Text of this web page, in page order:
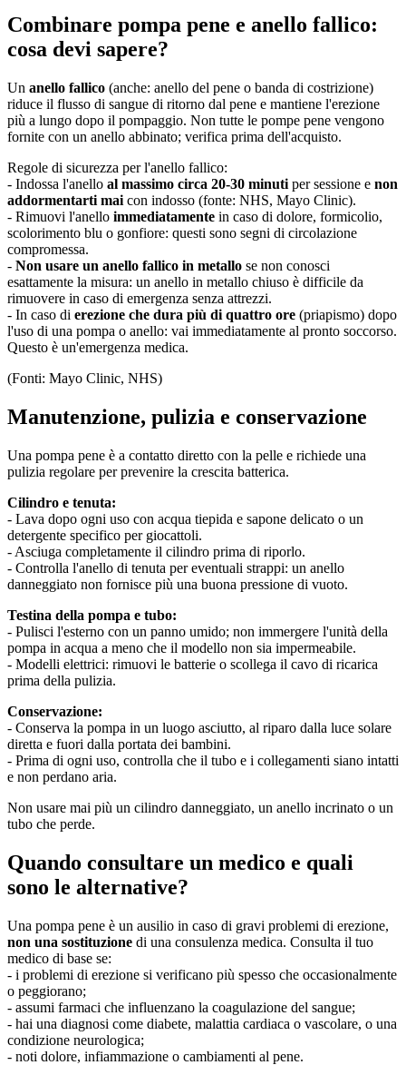
Combinare pompa pene e anello fallico:
cosa devi sapere?
Un anello fallico (anche: anello del pene o banda di costrizione)
riduce il flusso di sangue di ritorno dal pene e mantiene l'erezione
più a lungo dopo il pompaggio. Non tutte le pompe pene vengono
fornite con un anello abbinato; verifica prima dell'acquisto.
Regole di sicurezza per l'anello fallico:
- Indossa l'anello al massimo circa 20-30 minuti per sessione e non
addormentarti mai con indosso (fonte: NHS, Mayo Clinic).
- Rimuovi l'anello immediatamente in caso di dolore, formicolio,
scolorimento blu o gonfiore: questi sono segni di circolazione
compromessa.
- Non usare un anello fallico in metallo se non conosci
esattamente la misura: un anello in metallo chiuso è difficile da
rimuovere in caso di emergenza senza attrezzi.
- In caso di erezione che dura più di quattro ore (priapismo) dopo
l'uso di una pompa o anello: vai immediatamente al pronto soccorso.
Questo è un'emergenza medica.
(Fonti: Mayo Clinic, NHS)
Manutenzione, pulizia e conservazione
Una pompa pene è a contatto diretto con la pelle e richiede una
pulizia regolare per prevenire la crescita batterica.
Cilindro e tenuta:
- Lava dopo ogni uso con acqua tiepida e sapone delicato o un
detergente specifico per giocattoli.
- Asciuga completamente il cilindro prima di riporlo.
- Controlla l'anello di tenuta per eventuali strappi: un anello
danneggiato non fornisce più una buona pressione di vuoto.
Testina della pompa e tubo:
- Pulisci l'esterno con un panno umido; non immergere l'unità della
pompa in acqua a meno che il modello non sia impermeabile.
- Modelli elettrici: rimuovi le batterie o scollega il cavo di ricarica
prima della pulizia.
Conservazione:
- Conserva la pompa in un luogo asciutto, al riparo dalla luce solare
diretta e fuori dalla portata dei bambini.
- Prima di ogni uso, controlla che il tubo e i collegamenti siano intatti
e non perdano aria.
Non usare mai più un cilindro danneggiato, un anello incrinato o un
tubo che perde.
Quando consultare un medico e quali
sono le alternative?
Una pompa pene è un ausilio in caso di gravi problemi di erezione,
non una sostituzione di una consulenza medica. Consulta il tuo
medico di base se:
- i problemi di erezione si verificano più spesso che occasionalmente
o peggiorano;
- assumi farmaci che influenzano la coagulazione del sangue;
- hai una diagnosi come diabete, malattia cardiaca o vascolare, o una
condizione neurologica;
- noti dolore, infiammazione o cambiamenti al pene.